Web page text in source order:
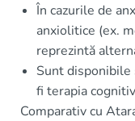
În cazurile de
anxiolitice (ex.
reprezintă
Sunt disponibile
fi terapia
Comparativ cu